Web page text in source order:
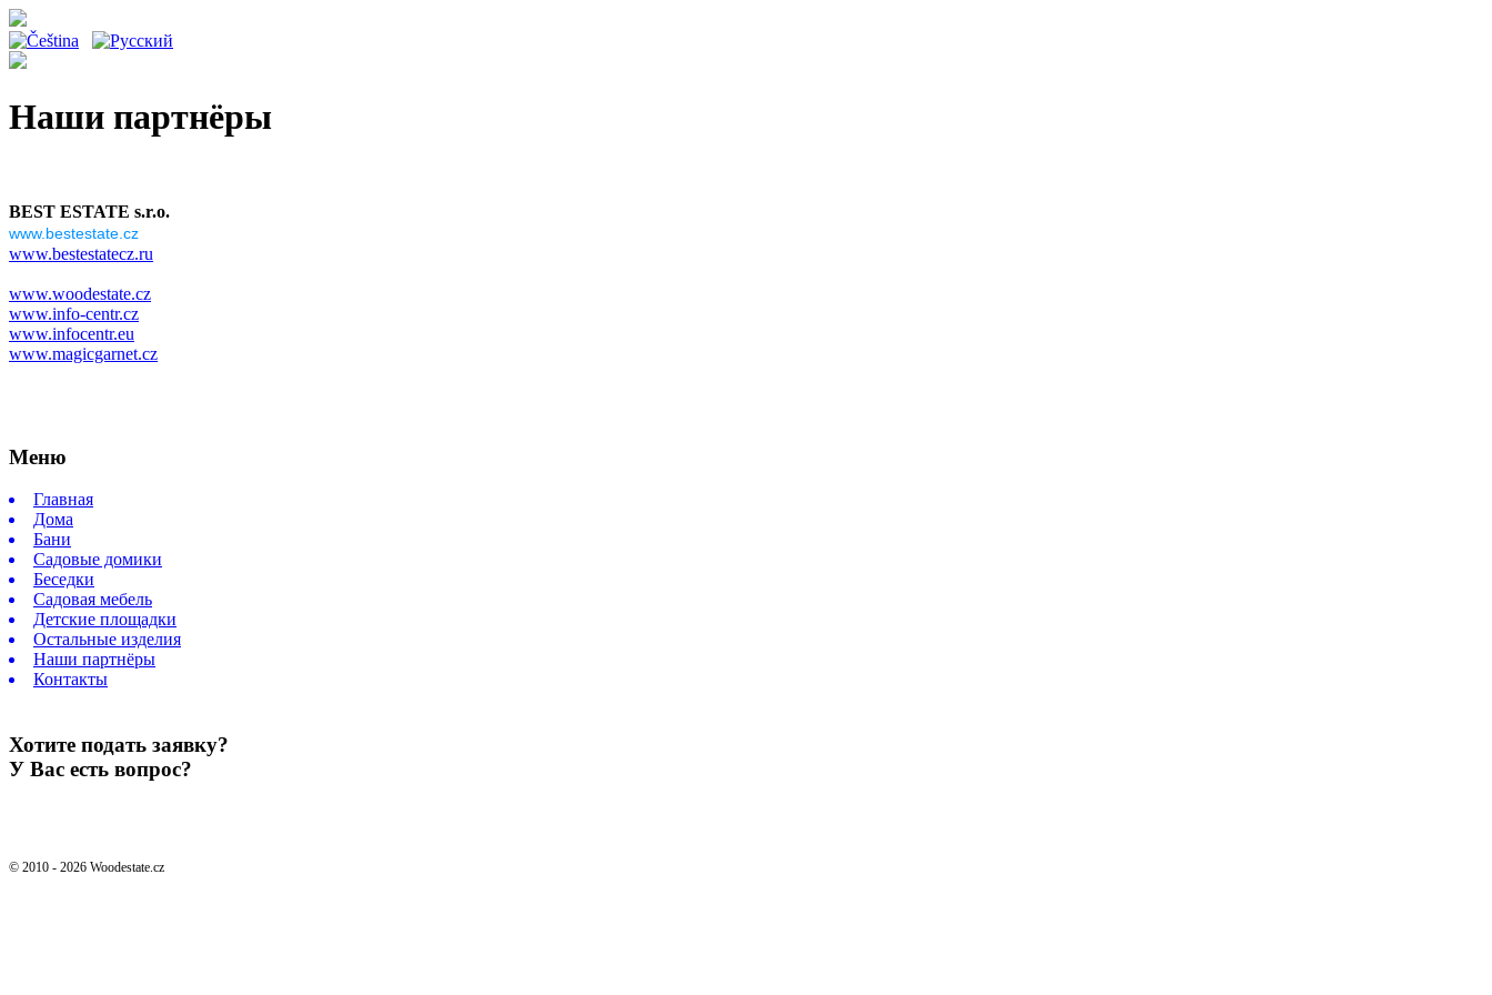
Наши партнёры
BEST ESTATE s.r.o.
www.bestestate.cz
www.bestestatecz.ru
www.woodestate.cz
www.info-centr.cz
www.infocentr.eu
www.magicgarnet.cz
Меню
Главная
Дома
Бани
Садовые домики
Беседки
Садовая мебель
Детские площадки
Остальные изделия
Наши партнёры
Контакты
Хотите подать заявку?
У Вас есть вопрос?
© 2010 - 2026 Woodestate.cz